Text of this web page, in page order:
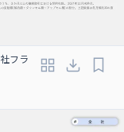
フラ